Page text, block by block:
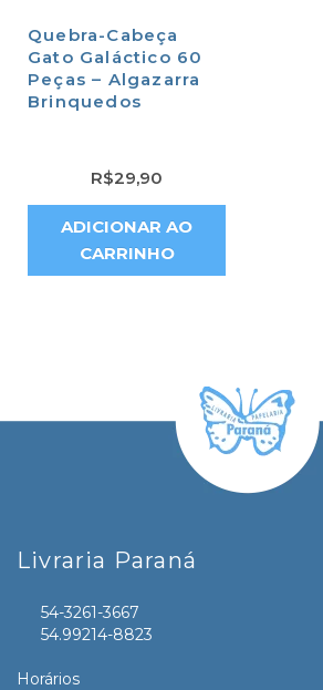
Quebra-Cabeça
Gato Galáctico 60
Peças – Algazarra
Brinquedos
R$29,90
ADICIONAR AO
CARRINHO
Livraria Paraná
54-3261-3667
54.99214-8823
Horários